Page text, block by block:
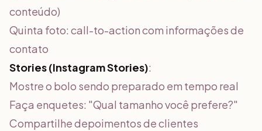
conteúdo)
Quinta foto: call-to-action com informações de
contato
Stories (Instagram Stories):
Mostre o bolo sendo preparado em tempo real
Faça enquetes: "Qual tamanho você prefere?"
Compartilhe depoimentos de clientes